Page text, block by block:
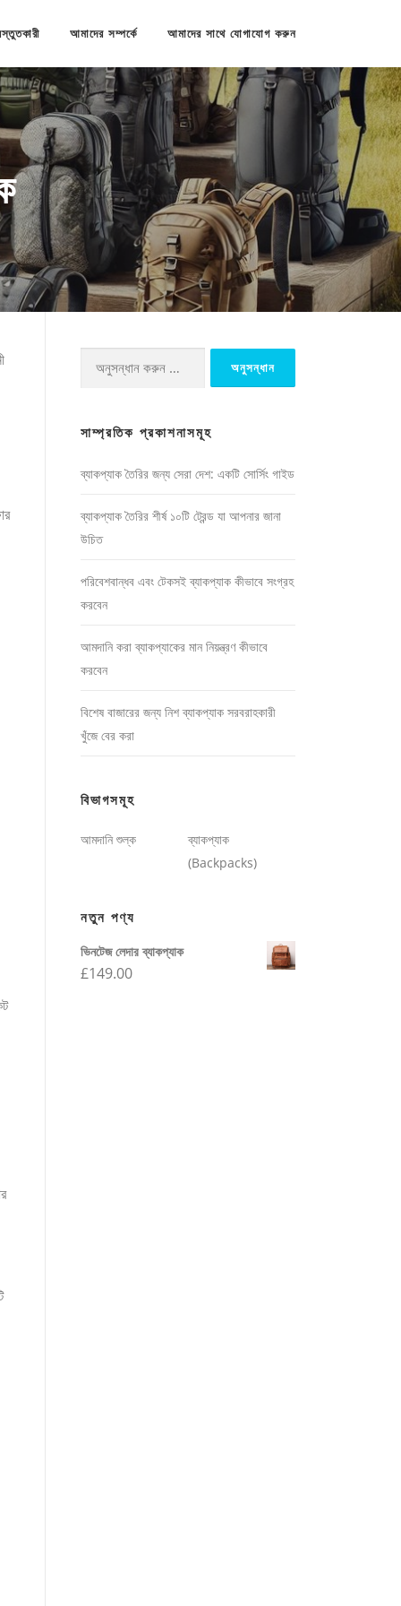
আমাদের সম্পর্কে আমাদের সাথে যোগাযোগ করুন
সাম্প্রতিক প্রকাশনাসমূহ
ব্যাকপ্যাক তৈরির জন্য সেরা দেশ: একটি সোর্সিং গাইড
ব্যাকপ্যাক তৈরির শীর্ষ ১০টি ট্রেন্ড যা আপনার জানা
উচিত
পরিবেশবান্ধব এবং টেকসই ব্যাকপ্যাক কীভাবে সংগ্রহ
করবেন
আমদানি করা ব্যাকপ্যাকের মান নিয়ন্ত্রণ কীভাবে
করবেন
বিশেষ বাজারের জন্য নিশ ব্যাকপ্যাক সরবরাহকারী
খুঁজে বের করা
বিভাগসমূহ
আমদানি শুল্ক
ব্যাকপ্যাক
(Backpacks)
নতুন পণ্য
ভিনটেজ লেদার ব্যাকপ্যাক
£149.00